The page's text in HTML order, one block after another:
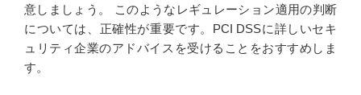
意しましょう。 このようなレギュレーション適用の判断
については、正確性が重要です。PCI DSSに詳しいセキ
ュリティ企業のアドバイスを受けることをおすすめしま
す。